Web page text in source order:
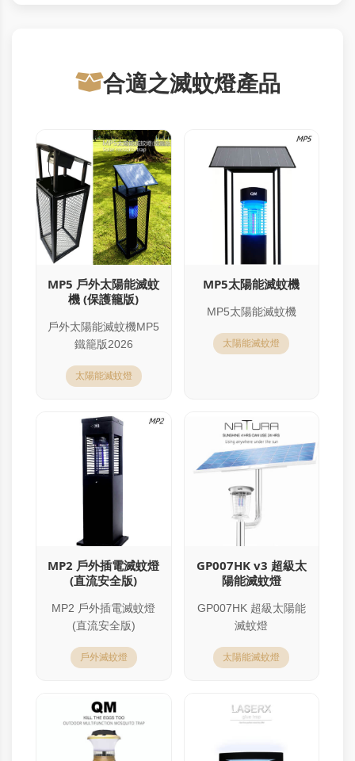
合適之滅蚊燈產品
MP5 戶外太陽能滅蚊
機 (保護籠版)
戶外太陽能滅蚊機MP5
鐵籠版2026
太陽能滅蚊燈
MP5太陽能滅蚊機
MP5太陽能滅蚊機
太陽能滅蚊燈
MP2 戶外插電滅蚊燈
(直流安全版)
MP2 戶外插電滅蚊燈
(直流安全版)
戶外滅蚊燈
GP007HK v3 超級太
陽能滅蚊燈
GP007HK 超級太陽能
滅蚊燈
太陽能滅蚊燈